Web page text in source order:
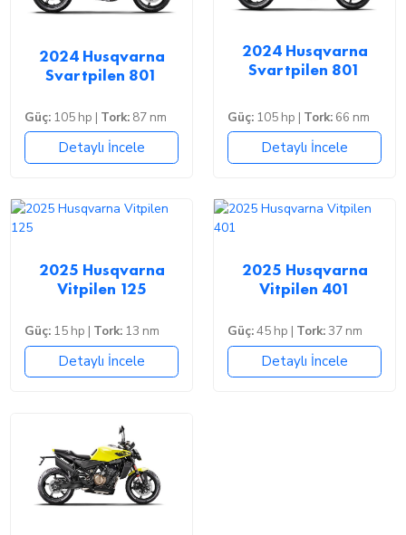
2024 Husqvarna
Svartpilen 801
Güç: 105 hp | Tork: 87 nm
Detaylı İncele
2024 Husqvarna
Svartpilen 801
Güç: 105 hp | Tork: 66 nm
Detaylı İncele
2025 Husqvarna
Vitpilen 125
Güç: 15 hp | Tork: 13 nm
Detaylı İncele
2025 Husqvarna
Vitpilen 401
Güç:45 hp | Tork:37 nm
Detaylı İncele